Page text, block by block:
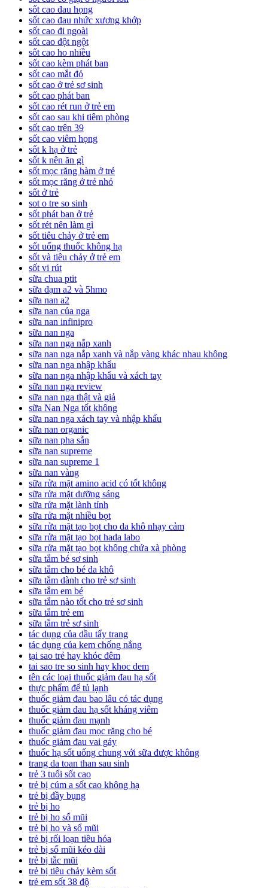
sốt cao đau họng
sốt cao đau nhức xương khớp
sốt cao đi ngoài
sốt cao đột ngột
sốt cao ho nhiều
sốt cao kèm phát ban
sốt cao mắt đỏ
sốt cao ở trẻ sơ sinh
sốt cao phát ban
sốt cao rét run ở trẻ em
sốt cao sau khi tiêm phòng
sốt cao trên 39
sốt cao viêm họng
sốt k hạ ở trẻ
sốt k nên ăn gì
sốt mọc răng hàm ở trẻ
sốt mọc răng ở trẻ nhỏ
sốt ở trẻ
sot o tre so sinh
sốt phát ban ở trẻ
sốt rét nên làm gì
sốt tiêu chảy ở trẻ em
sốt uống thuốc không hạ
sốt và tiêu chảy ở trẻ em
sốt vi rút
sữa chua ptit
sữa đạm a2 và 5hmo
sữa nan a2
sữa nan của nga
sữa nan infinipro
sữa nan nga
sữa nan nga nắp xanh
sữa nan nga nắp xanh và nắp vàng khác nhau không
sữa nan nga nhập khẩu
sữa nan nga nhập khẩu và xách tay
sữa nan nga review
sữa nan nga thật và giả
sữa Nan Nga tốt không
sữa nan nga xách tay và nhập khẩu
sữa nan organic
sữa nan pha sẵn
sữa nan supreme
sữa nan supreme 1
sữa nan vàng
sữa rửa mặt amino acid có tốt không
sữa rửa mặt dưỡng sáng
sữa rửa mặt lành tính
sữa rửa mặt nhiều bọt
sữa rửa mặt tạo bọt cho da khô nhạy cảm
sữa rửa mặt tạo bọt hada labo
sữa rửa mặt tạo bọt không chứa xà phòng
sữa tắm bé sơ sinh
sữa tắm cho bé da khô
sữa tắm dành cho trẻ sơ sinh
sữa tắm em bé
sữa tắm nào tốt cho trẻ sơ sinh
sữa tắm trẻ em
sữa tắm trẻ sơ sinh
tác dụng của dầu tẩy trang
tác dụng của kem chống nắng
tại sao trẻ hay khóc đêm
tai sao tre so sinh hay khoc dem
tên các loại thuốc giảm đau hạ sốt
thực phẩm để tủ lạnh
thuốc giảm đau bao lâu có tác dụng
thuốc giảm đau hạ sốt kháng viêm
thuốc giảm đau mạnh
thuốc giảm đau mọc răng cho bé
thuốc giảm đau vai gáy
thuốc hạ sốt uống chung với sữa được không
trang da toan than sau sinh
trẻ 3 tuổi sốt cao
trẻ bị cúm a sốt cao không hạ
trẻ bị đầy bụng
trẻ bị ho
trẻ bị ho sổ mũi
trẻ bị ho và sổ mũi
trẻ bị rối loạn tiêu hóa
trẻ bị sổ mũi kéo dài
trẻ bị tắc mũi
trẻ bị tiêu chảy kèm sốt
trẻ em sốt 38 độ